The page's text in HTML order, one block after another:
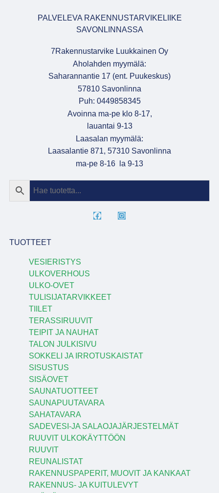
PALVELEVA RAKENNUSTARVIKELIIKE
SAVONLINNASSA
7Rakennustarvike Luukkainen Oy
Aholahden myymälä:
Saharannantie 17 (ent. Puukeskus)
57810 Savonlinna
Puh: 0449858345
Avoinna ma-pe klo 8-17,
lauantai 9-13
Laasalan myymälä:
Laasalantie 871, 57310 Savonlinna
ma-pe 8-16 la 9-13
TUOTTEET
VESIERISTYS
ULKOVERHOUS
ULKO-OVET
TULISIJATARVIKKEET
TIILET
TERASSIRUUVIT
TEIPIT JA NAUHAT
TALON JULKISIVU
SOKKELI JA IRROTUSKAISTAT
SISUSTUS
SISÄOVET
SAUNATUOTTEET
SAUNAPUUTAVARA
SAHATAVARA
SADEVESI-JA SALAOJAJÄRJESTELMÄT
RUUVIT ULKOKÄYTTÖÖN
RUUVIT
REUNALISTAT
RAKENNUSPAPERIT, MUOVIT JA KANKAAT
RAKENNUS- JA KUITULEVYT